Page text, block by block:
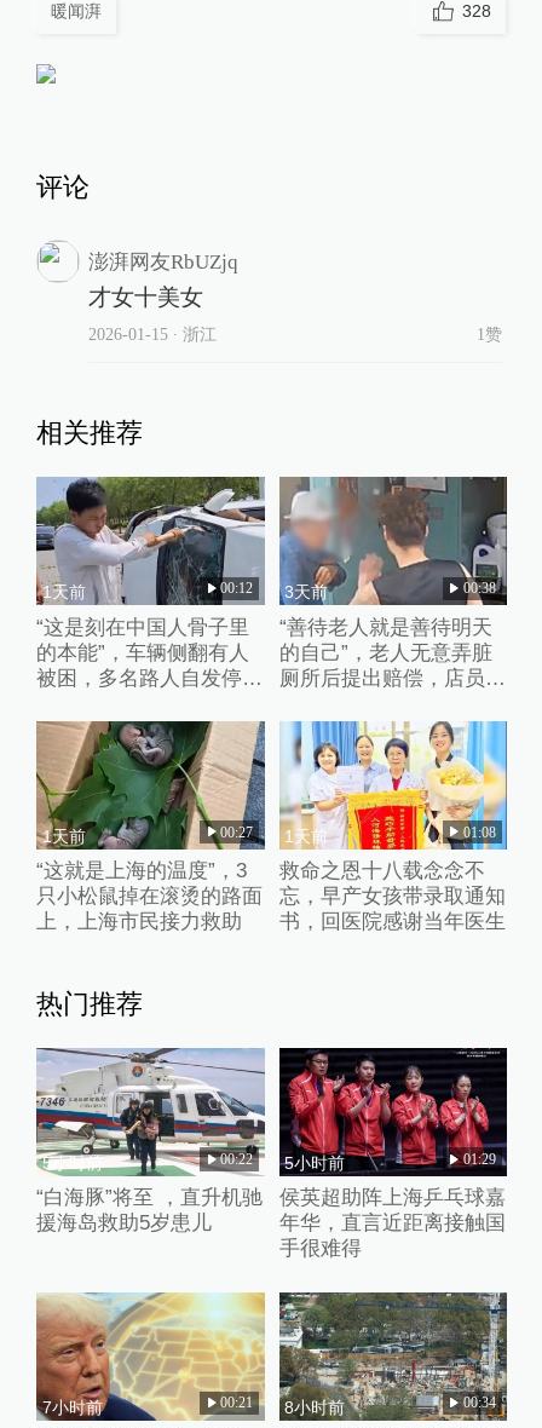
暖闻湃 328
评论
澎湃网友RbUZjq
才女十美女
2026-01-15∙ 浙江 1赞
相关推荐
1天前 00:12
“这是刻在中国人骨子里
的本能”，车辆侧翻有人
被困，多名路人自发停车
3天前 00:38
“善待老人就是善待明天
的自己”，老人无意弄脏
厕所后提出赔偿，店员婉
1天前 00:27
“这就是上海的温度”，3
只小松鼠掉在滚烫的路面
上，上海市民接力救助
1天前 01:08
救命之恩十八载念念不
忘，早产女孩带录取通知
书，回医院感谢当年医生
热门推荐
5小时前 00:22
“白海豚”将至 ，直升机驰
援海岛救助5岁患儿
5小时前 01:29
侯英超助阵上海乒乓球嘉
年华，直言近距离接触国
手很难得
7小时前 00:21 8小时前 00:34